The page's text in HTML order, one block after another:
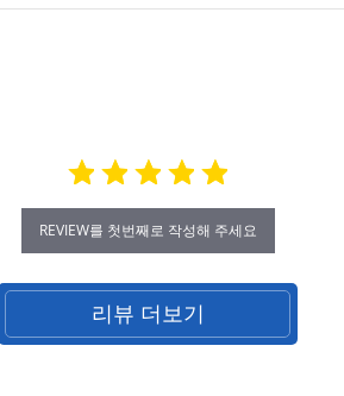
REVIEW를 첫번째로 작성해 주세요
리뷰 더보기